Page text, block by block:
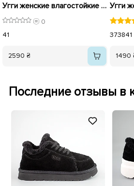
Угги женские влагостойкие баллон 590150 Черные молочные
0
41
2590 ₴
373841
1490
Последние отзывы в